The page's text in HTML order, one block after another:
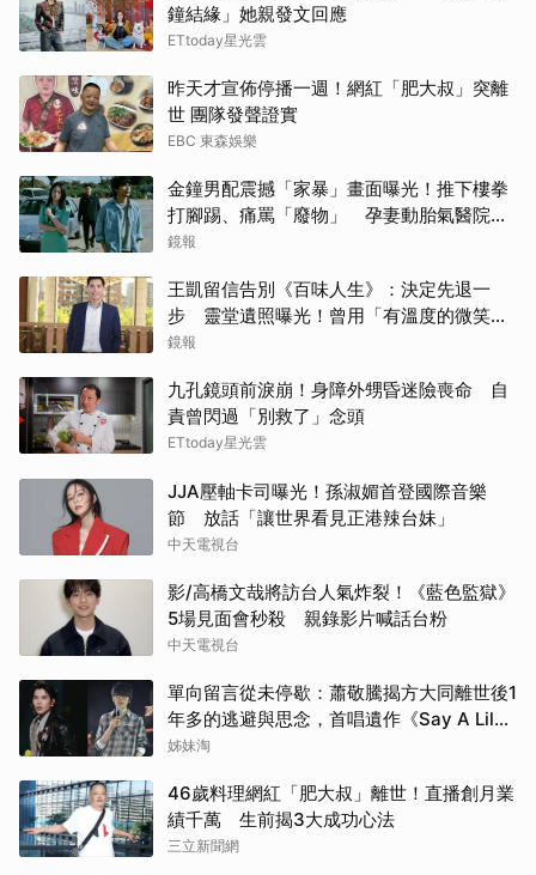
鐘結緣」她親發文回應
ETtoday星光雲
昨天才宣佈停播一週！網紅「肥大叔」突離
世 團隊發聲證實
EBC 東森娛樂
金鐘男配震撼「家暴」畫面曝光！推下樓拳
打腳踢、痛罵「廢物」 孕妻動胎氣醫院爆
激烈衝突
鏡報
王凱留信告別《百味人生》：決定先退一
步 靈堂遺照曝光！曾用「有溫度的微笑」
祝賀母親節快樂
鏡報
九孔鏡頭前淚崩！身障外甥昏迷險喪命 自
責曾閃過「別救了」念頭
ETtoday星光雲
JJA壓軸卡司曝光！孫淑媚首登國際音樂
節 放話「讓世界看見正港辣台妹」
中天電視台
影/高橋文哉將訪台人氣炸裂！《藍色監獄》
5場見面會秒殺 親錄影片喊話台粉
中天電視台
單向留言從未停歇：蕭敬騰揭方大同離世後1
年多的逃避與思念，首唱遺作《Say A Lil
Something》
姊妹淘
46歲料理網紅「肥大叔」離世！直播創月業
績千萬 生前揭3大成功心法
三立新聞網